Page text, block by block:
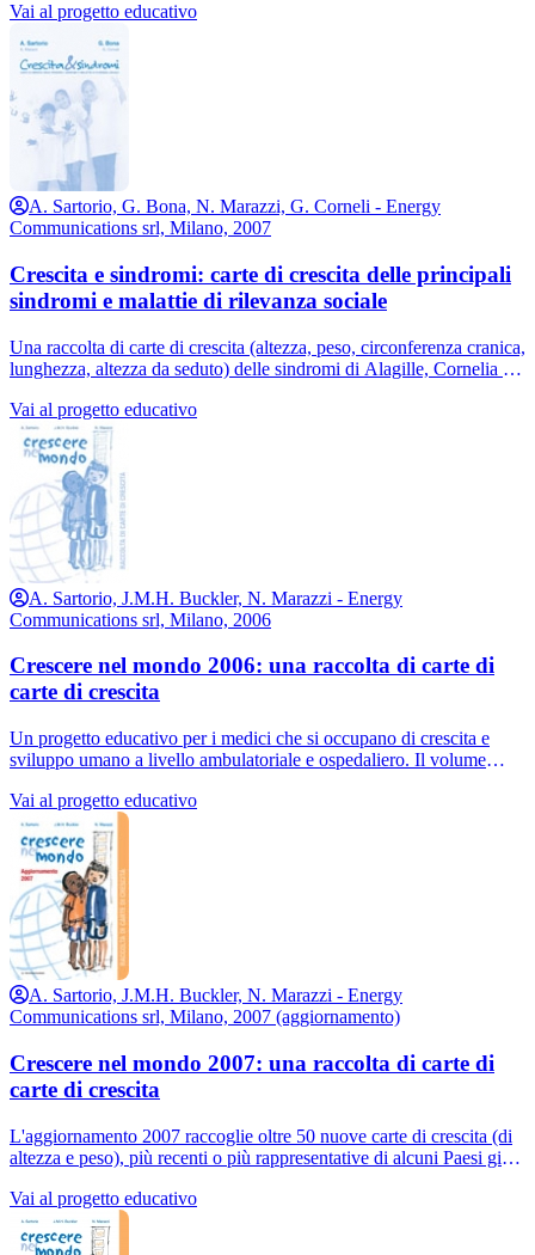
completo di diapositive è destinato prevalentemente allo specialista
(pediatra, auxologo, endocrinologo), ma anche al medico scolastico,
per lezioni sulla crescita normale e patologica. Per un uditorio di
“non addetti” ai lavori è consigliabile l'utilizzo di un numero più
ristretto di diapositive, di più immediata comprensione. (110
diapositive a colori, CD con presentazione in power point)
Vai al progetto educativo
A. Sartorio, G. Bona, N. Marazzi, G. Corneli - Energy
Communications srl, Milano, 2007
Crescita e sindromi: carte di crescita delle principali
sindromi e malattie di rilevanza sociale
Una raccolta di carte di crescita (altezza, peso, circonferenza cranica,
lunghezza, altezza da seduto) delle sindromi di Alagille, Cornelia de
Rett, Silver-Russell, Turner, Williams, X-fragile. L'uso di carte di
crescita specifiche per una determinata sindrome può permettere di
capire se la crescita del bambino-a si discosta o meno dalla “norma”
per quella determinata malattia e consentire un monitoraggio preciso
dell'efficacia di eventuali terapie volte al miglioramento della crescita
staturo-ponderale. Un progetto educativo per i medici che si
occupano di crescita e sviluppo umano a livello ambulatoriale e
ospedaliero.
Vai al progetto educativo
A. Sartorio, J.M.H. Buckler, N. Marazzi - Energy
Communications srl, Milano, 2006
Crescere nel mondo 2006: una raccolta di carte di
carte di crescita
Un progetto educativo per i medici che si occupano di crescita e
sviluppo umano a livello ambulatoriale e ospedaliero. Il volume
30 Paesi e fornisce gli elementi base sulle tecniche di misurazione
antropometrica. Per interpretare correttamente I dati di crescita di un
bambino, è infatti necessario poter disporre della carta di crescita
“specifica” del suo Paese di provenienza. Disporre di carte di
crescita specifiche è di particolare utilità alla luce della forte
componente di immigrazione e del sempre maggior numero di
adozioni da Paesi europei ed extraeuropei che caratterizza il nostro
sistema demografico. Progetto dinamico della durata di 3 anni.
Vai al progetto educativo
A. Sartorio, J.M.H. Buckler, N. Marazzi - Energy
Communications srl, Milano, 2007 (aggiornamento)
Crescere nel mondo 2007: una raccolta di carte di
carte di crescita
L'aggiornamento 2007 raccoglie oltre 50 nuove carte di crescita (di
altezza e peso), più recenti o più rappresentative di alcuni Paesi già
asiatici, ma soprattutto la versione 2006 delle carte di crescita
staturo-ponderali da 0 a 5 anni prodotte dall'Organizzazione
Mondiale della sanità (OMS) e quelle italiane da 2 a 20 anni
Vai al progetto educativo